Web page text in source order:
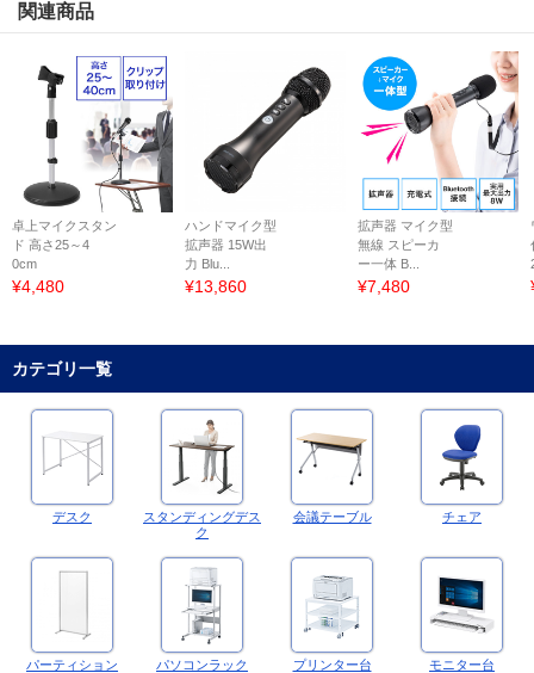
関連商品
卓上マイクスタン
ド 高さ25～4
0cm
¥4,480
ハンドマイク型
拡声器 15W出
力 Blu...
¥13,860
拡声器 マイク型
無線 スピーカ
ー一体 B...
¥7,480
カテゴリ一覧
デスク
スタンディングデス
ク
会議テーブル チェア
パーティション パソコンラック プリンター台 モニター台